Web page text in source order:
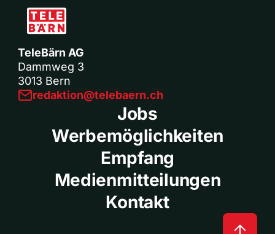
TeleBärn AG
Dammweg 3
3013 Bern
redaktion@telebaern.ch
Jobs
Werbemöglichkeiten
Empfang
Medienmitteilungen
Kontakt